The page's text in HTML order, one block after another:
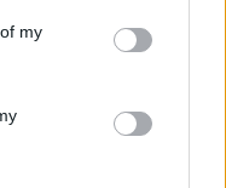
my
veemência Trump